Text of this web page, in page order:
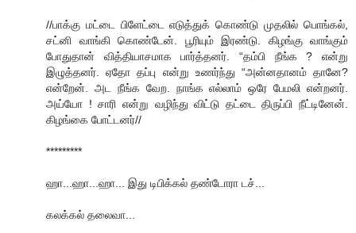
//பாக்கு மட்டை பிளேட்டை எடுத்துக் கொண்டு முதலில் பொங்கல்,
சட்னி வாங்கி கொண்டேன். பூரியும் இரண்டு. கிழங்கு வாங்கும்
போதுதான் வித்தியாசமாக பார்த்தனர். “தம்பி நீங்க ? என்று
இழுத்தனர். ஏதோ தப்பு என்று உணர்ந்து “அன்னதானம் தானே?
என்றேன். அட நீங்க வேற. நாங்க எல்லாம் ஒரே பேமலி என்றனர்.
அய்யோ ! சாரி என்று வழிந்து விட்டு தட்டை திருப்பி நீட்டினேன்.
கிழங்கை போட்டனர்//
*********
ஹா...ஹா...ஹா... இது டிபிக்கல் தண்டோரா டச்...
கலக்கல் தலைவா...